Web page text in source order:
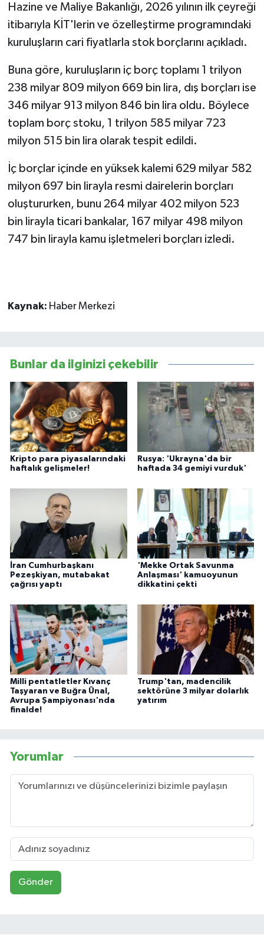
Hazine ve Maliye Bakanlığı, 2026 yılının ilk çeyreği
itibarıyla KİT'lerin ve özelleştirme programındaki
kuruluşların cari fiyatlarla stok borçlarını açıkladı.
Buna göre, kuruluşların iç borç toplamı 1 trilyon
238 milyar 809 milyon 669 bin lira, dış borçları ise
346 milyar 913 milyon 846 bin lira oldu. Böylece
toplam borç stoku, 1 trilyon 585 milyar 723
milyon 515 bin lira olarak tespit edildi.
İç borçlar içinde en yüksek kalemi 629 milyar 582
milyon 697 bin lirayla resmi dairelerin borçları
oluştururken, bunu 264 milyar 402 milyon 523
bin lirayla ticari bankalar, 167 milyar 498 milyon
747 bin lirayla kamu işletmeleri borçları izledi.
Kaynak: Haber Merkezi
Bunlar da ilginizi çekebilir
Kripto para piyasalarındaki
haftalık gelişmeler!
Rusya: 'Ukrayna'da bir
haftada 34 gemiyi vurduk'
İran Cumhurbaşkanı
Pezeşkiyan, mutabakat
çağrısı yaptı
'Mekke Ortak Savunma
Anlaşması' kamuoyunun
dikkatini çekti
Milli pentatletler Kıvanç
Taşyaran ve Buğra Ünal,
Avrupa Şampiyonası'nda
finalde!
Trump'tan, madencilik
sektörüne 3 milyar dolarlık
yatırım
Yorumlar
Gönder